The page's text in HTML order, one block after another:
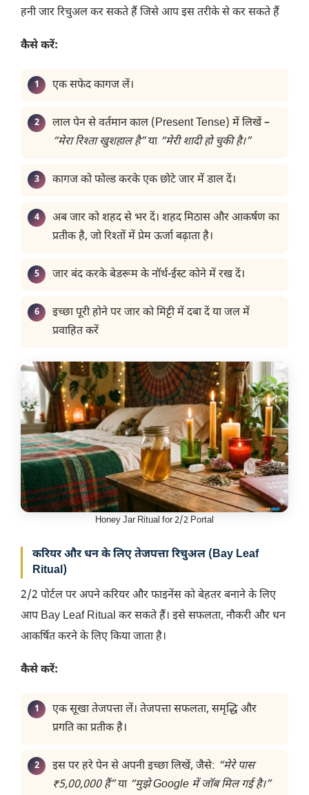
हनी जार रिचुअल कर सकते हैं जिसे आप इस तरीके से कर सकते हैं
कैसे करें:
एक सफेद कागज लें।
लाल पेन से वर्तमान काल (Present Tense) में लिखें –
“मेरा रिश्ता खुशहाल है”या “मेरी शादी हो चुकी है।”
कागज को फोल्ड करके एक छोटे जार में डाल दें।
अब जार को शहद से भर दें। शहद मिठास और आकर्षण का
प्रतीक है, जो रिश्तों में प्रेम ऊर्जा बढ़ाता है।
जार बंद करके बेडरूम के नॉर्थ-ईस्ट कोने में रख दें।
इच्छा पूरी होने पर जार को मिट्टी में दबा दें या जल में
प्रवाहित करें
Honey Jar Ritual for 2/2 Portal
करियर और धन के लिए तेजपत्ता रिचुअल (Bay Leaf
Ritual)
2/2 पोर्टल पर अपने करियर और फाइनेंस को बेहतर बनाने के लिए
आप Bay Leaf Ritual कर सकते हैं। इसे सफलता, नौकरी और धन
आकर्षित करने के लिए किया जाता है।
कैसे करें:
एक सूखा तेजपत्ता लें। तेजपत्ता सफलता, समृद्धि और
प्रगति का प्रतीक है।
इस पर हरे पेन से अपनी इच्छा लिखें, जैसे: “मेरे पास
₹5,00,000 हैं”या “मुझे Google में जॉब मिल गई है।”